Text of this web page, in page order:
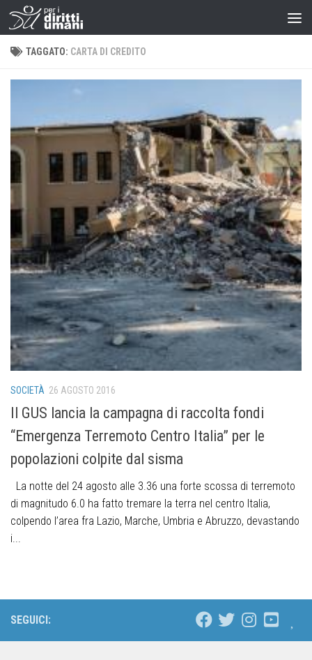
TAGGATO: CARTA DI CREDITO
SOCIETÀ 26 AGOSTO 2016
Il GUS lancia la campagna di raccolta fondi
“Emergenza Terremoto Centro Italia” per le
popolazioni colpite dal sisma
La notte del 24 agosto alle 3.36 una forte scossa di terremoto
di magnitudo 6.0 ha fatto tremare la terra nel centro Italia,
colpendo l’area fra Lazio, Marche, Umbria e Abruzzo, devastando
i...
SEGUICI: